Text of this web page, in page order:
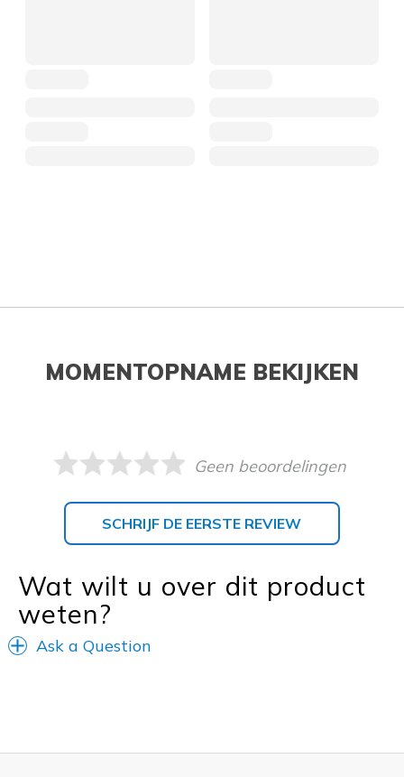
MOMENTOPNAME BEKIJKEN
Geen beoordelingen
SCHRIJF DE EERSTE REVIEW
Wat wilt u over dit product
weten?
Ask a Question